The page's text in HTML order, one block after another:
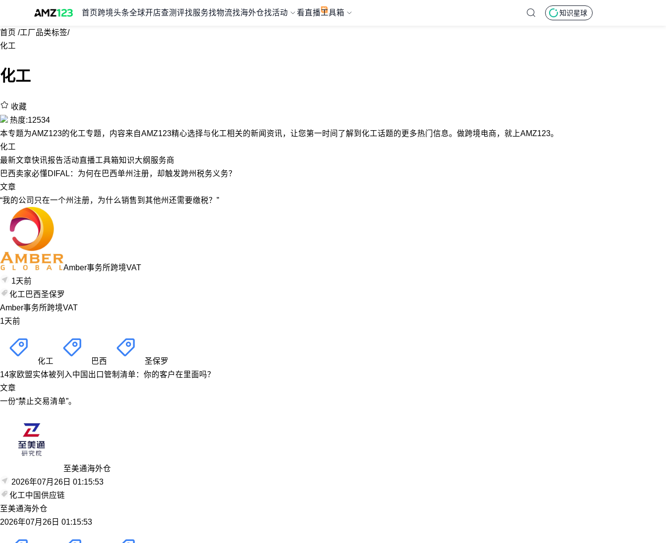
首页 跨境头条全球开店查测评找服务找物流找海外仓找活动 看直播工具箱 知识星球
首页 /工厂品类标签/
化工
化工
收藏
热度:12534
本专题为AMZ123的化工专题，内容来自AMZ123精心选择与化工相关的新闻资讯，让您第一时间了解到化工话题的更多热门信息。做跨境电商，就上AMZ123。
化工
最新文章快讯报告活动直播工具箱知识大纲 服务商
巴西卖家必懂DIFAL：为何在巴西单州注册，却触发跨州税务义务？
文章
“我的公司只在一个州注册，为什么销售到其他州还需要缴税？”
Amber事务所跨境VAT
1天前
化工 巴西圣保罗
Amber事务所跨境VAT
1天前
化工 巴西
圣保罗
14家欧盟实体被列入中国出口管制清单：你的客户在里面吗？
文章
一份“禁止交易清单”。
至美通海外仓
2026年07月26日 01:15:53
化工中国 供应链
至美通海外仓
2026年07月26日 01:15:53